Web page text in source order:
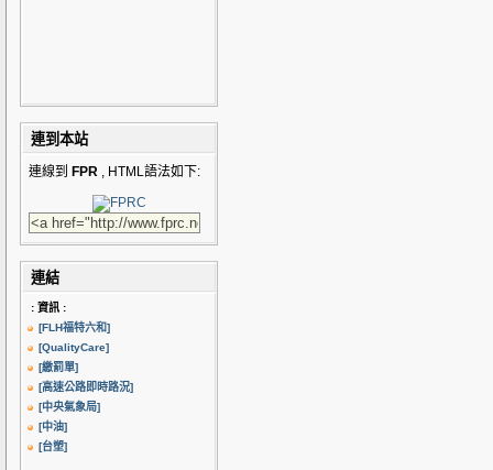
連到本站
連線到 FPR , HTML語法如下:
連結
: 資訊 :
[FLH福特六和]
[QualityCare]
[繳罰單]
[高速公路即時路況]
[中央氣象局]
[中油]
[台塑]